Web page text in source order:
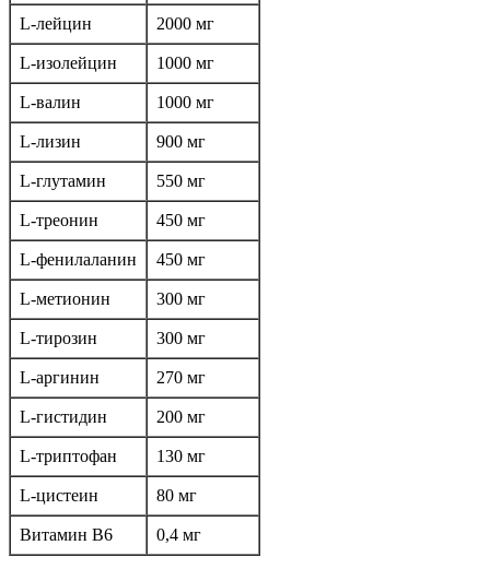
L-лейцин 2000 мг
L-изолейцин 1000 мг
L-валин 1000 мг
L-лизин 900 мг
L-глутамин 550 мг
L-треонин 450 мг
L-фенилаланин 450 мг
L-метионин 300 мг
L-тирозин 300 мг
L-аргинин 270 мг
L-гистидин 200 мг
L-триптофан 130 мг
L-цистеин 80 мг
Витамин B6 0,4 мг